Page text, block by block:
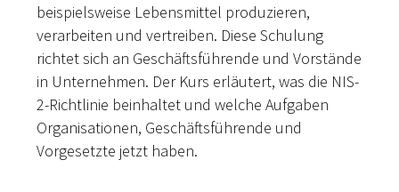
beispielsweise Lebensmittel produzieren,
verarbeiten und vertreiben. Diese Schulung
richtet sich an Geschäftsführende und Vorstände
in Unternehmen. Der Kurs erläutert, was die NIS-
2-Richtlinie beinhaltet und welche Aufgaben
Organisationen, Geschäftsführende und
Vorgesetzte jetzt haben.